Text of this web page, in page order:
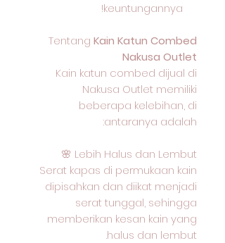
keuntungannya!
Tentang Kain Katun Combed
Nakusa Outlet
Kain katun combed dijual di
Nakusa Outlet memiliki
beberapa kelebihan, di
antaranya adalah:
Lebih Halus dan Lembut 🌸
Serat kapas di permukaan kain
dipisahkan dan diikat menjadi
serat tunggal, sehingga
memberikan kesan kain yang
halus dan lembut.